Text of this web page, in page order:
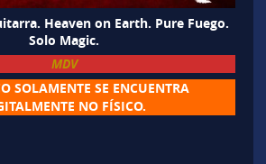
Heaven on Earth. Pure Fuego.
Solo Magic.
MDV
SOLAMENTE SE ENCUENTRA
NO FÍSICO.